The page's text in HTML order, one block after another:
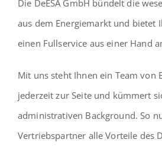
Die DeESA GmbH bündelt die
aus dem Energiemarkt und bietet
einen Fullservice aus einer Hand
Mit uns steht Ihnen ein Team von
jederzeit zur Seite und kümmert
administrativen Background. So
Vertriebspartner alle Vorteile des